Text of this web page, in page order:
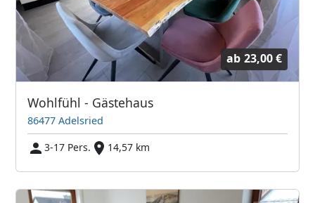
ab 23,00 €
Wohlfühl - Gästehaus
86477 Adelsried
3-17 Pers.
14,57 km